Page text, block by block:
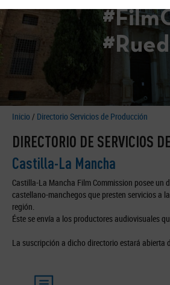
Inicio / Directorio Servicios de Producción
DIRECTORIO DE SERVICIOS
Castilla-La Mancha
Castilla-La Mancha Film Commission posee un
castellano-manchegos que presten servicios a
región.
Éste se envía a los productores audiovisuales
La suscripción a dicho directorio estará abierta